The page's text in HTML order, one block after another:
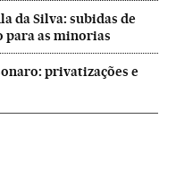
da Silva: subidas de
para as minorias
privatizações e